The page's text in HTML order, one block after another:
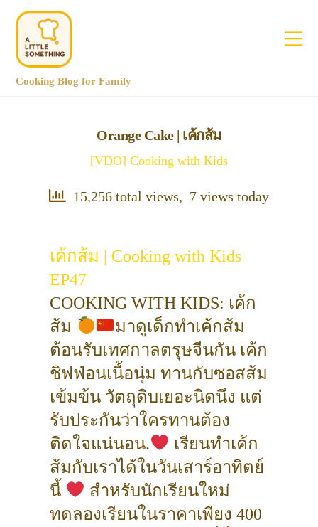
Cooking Blog for Family
Orange Cake | เค้กส้ม
[VDO] Cooking with Kids
15,256 total views, 7 views today
เค้กส้ม | Cooking with Kids
EP47
COOKING WITH KIDS: เค้ก
ส้ม
มาดูเด็กทำเค้กส้ม
ต้อนรับเทศกาลตรุษจีนกัน เค้ก
ชิฟฟ่อนเนื้อนุ่ม ทานกับซอสส้ม
เข้มข้น วัตถุดิบเยอะนิดนึง แต่
รับประกันว่าใครทานต้อง
ติดใจแน่นอน.
เรียนทำเค้ก
ส้มกับเราได้ในวันเสาร์อาทิตย์
นี้
สำหรับนักเรียนใหม่
ทดลองเรียนในราคาเพียง 400